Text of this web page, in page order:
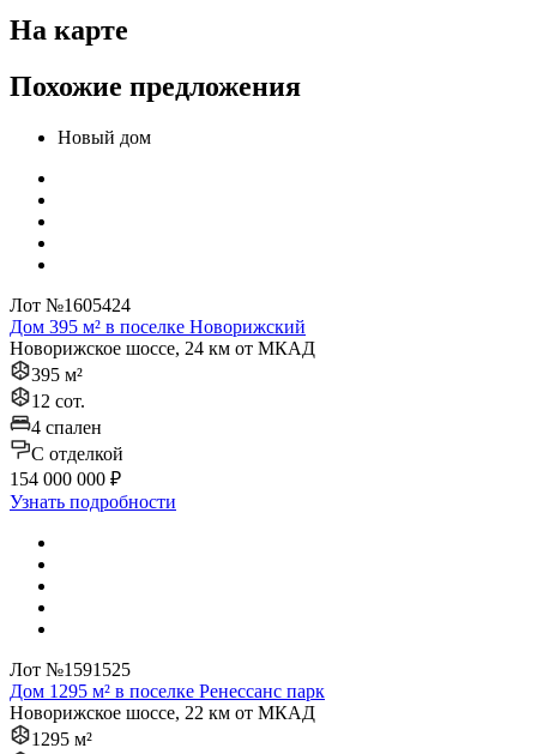
На карте
Похожие предложения
Новый дом
Лот №1605424
Дом 395 м² в поселке Новорижский
Новорижское шоссе, 24 км от МКАД
395 м²
12 сот.
4 спален
C отделкой
154 000 000 ₽
Узнать подробности
Лот №1591525
Дом 1295 м² в поселке Ренессанс парк
Новорижское шоссе, 22 км от МКАД
1295 м²